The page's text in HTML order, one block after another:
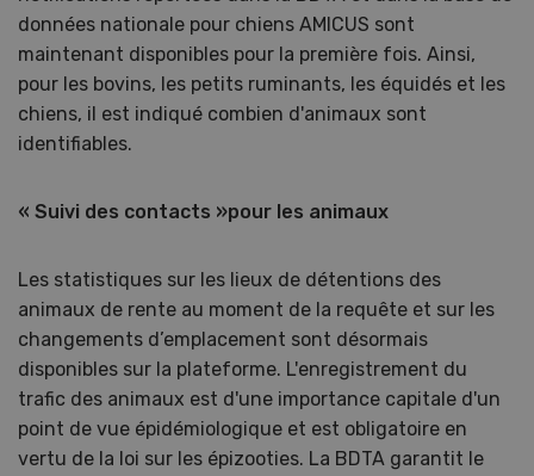
données nationale pour chiens AMICUS sont
maintenant disponibles pour la première fois. Ainsi,
pour les bovins, les petits ruminants, les équidés et les
chiens, il est indiqué combien d'animaux sont
identifiables.
« Suivi des contacts »pour les animaux
Les statistiques sur les lieux de détentions des
animaux de rente au moment de la requête et sur les
changements d’emplacement sont désormais
disponibles sur la plateforme. L'enregistrement du
trafic des animaux est d'une importance capitale d'un
point de vue épidémiologique et est obligatoire en
vertu de la loi sur les épizooties. La BDTA garantit le